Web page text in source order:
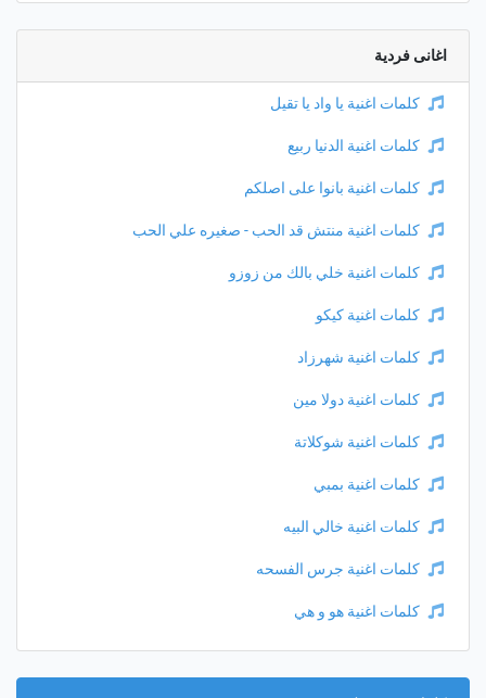
اغانى فردية
كلمات اغنية يا واد يا تقيل
كلمات اغنية الدنيا ربيع
كلمات اغنية بانوا على اصلكم
كلمات اغنية منتش قد الحب - صغيره علي الحب
كلمات اغنية خلي بالك من زوزو
كلمات اغنية كيكو
كلمات اغنية شهرزاد
كلمات اغنية دولا مين
كلمات اغنية شوكلاتة
كلمات اغنية بمبي
كلمات اغنية خالي البيه
كلمات اغنية جرس الفسحه
كلمات اغنية هو و هي